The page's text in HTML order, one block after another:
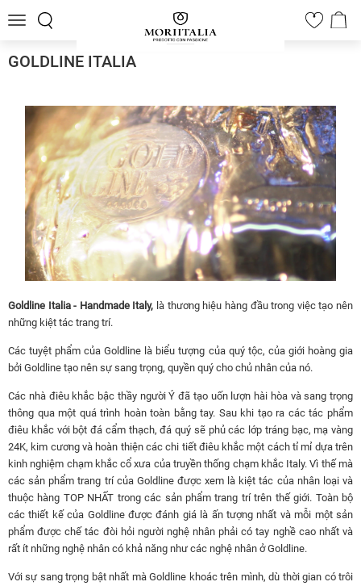
Toggle
0
GOLDLINE ITALIA
Goldline Italia - Handmade Italy, là thương hiệu hàng đầu trong việc tạo nên
những kiệt tác trang trí.
Các tuyệt phẩm của Goldline là biểu tượng của quý tộc, của giới hoàng gia
bởi Goldline tạo nên sự sang trọng, quyền quý cho chủ nhân của nó.
Các nhà điêu khắc bậc thầy người Ý đã tạo uốn lượn hài hòa và sang trọng
thông qua một quá trình hoàn toàn bằng tay. Sau khi tạo ra các tác phẩm
điêu khắc với bột đá cẩm thạch, đá quý sẽ phủ các lớp tráng bạc, mạ vàng
24K, kim cương và hoàn thiện các chi tiết điêu khắc một cách tỉ mỉ dựa trên
kinh nghiệm chạm khắc cổ xưa của truyền thống chạm khắc Italy. Vì thế mà
các sản phẩm trang trí của Goldline được xem là kiệt tác của nhân loại và
thuộc hàng TOP NHẤT trong các sản phẩm trang trí trên thế giới. Toàn bộ
các thiết kế của Goldline được đánh giá là ấn tượng nhất và mỗi một sản
phẩm được chế tác đòi hỏi người nghệ nhân phải có tay nghề cao nhất và
rất ít những nghệ nhân có khả năng như các nghệ nhân ở Goldline.
Với sự sang trọng bật nhất mà Goldline khoác trên mình, dù thời gian có trôi